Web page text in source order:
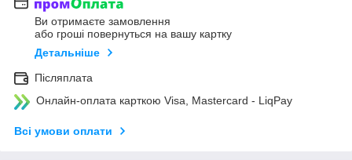
Ви отримаєте замовлення
або гроші повернуться на вашу картку
Детальніше
Післяплата
Онлайн-оплата карткою Visa, Mastercard - LiqPay
Всі умови оплати